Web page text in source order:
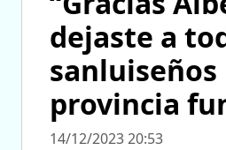
dejaste a
sanluiseños
provincia
14/12/2023 20:53